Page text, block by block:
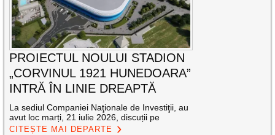
PROIECTUL NOULUI STADION
„CORVINUL 1921 HUNEDOARA”
INTRĂ ÎN LINIE DREAPTĂ
La sediul Companiei Naţionale de Investiţii, au
avut loc marți, 21 iulie 2026, discuții pe
CITEȘTE MAI DEPARTE